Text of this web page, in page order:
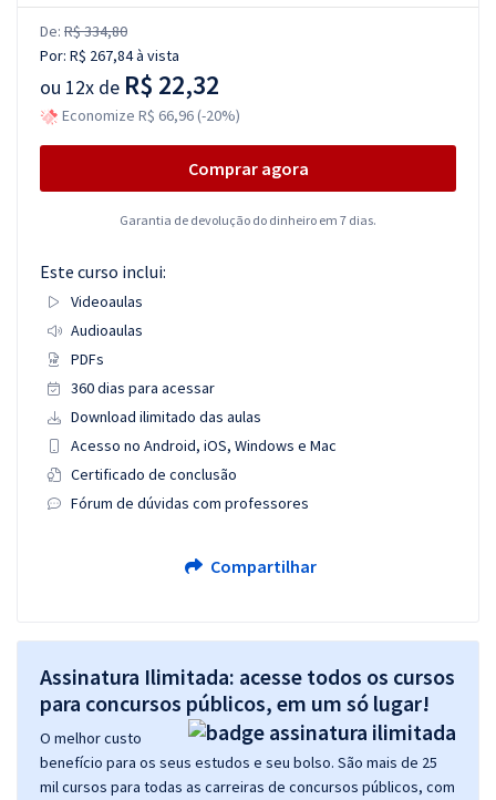
De: R$ 334,80
Por: R$ 267,84à vista
ou 12x de R$ 22,32
Economize R$ 66,96 (-20%)
Comprar agora
Garantia de devolução do dinheiro em 7 dias.
Este curso inclui:
Videoaulas
Audioaulas
PDFs
360 dias para acessar
Download ilimitado das aulas
Acesso no Android, iOS, Windows e Mac
Certificado de conclusão
Fórum de dúvidas com professores
Compartilhar
Assinatura Ilimitada: acesse todos os cursos
para concursos públicos, em um só lugar!
O melhor custo
benefício para os seus estudos e seu bolso. São mais de 25
mil cursos para todas as carreiras de concursos públicos, com